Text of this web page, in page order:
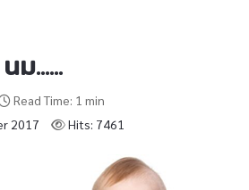
......
Read Time: 1 min
2017
Hits: 7461